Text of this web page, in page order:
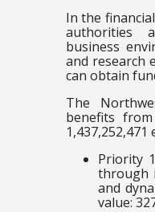
In the
authorities
business
and research
can obtain
The
benefits
1,437,252,471
Priority
through
and
value: